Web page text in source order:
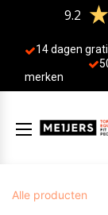
9.2
14 dagen
merken
Alle producten